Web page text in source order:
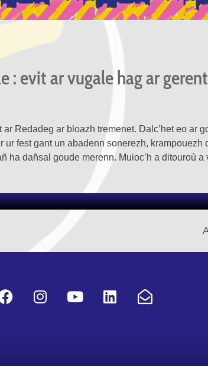
: evit ar vugale hag ar gerent
Redadeg ar bloazh tremenet. Dalc’het eo ar
fest gant un abadenn sonerezh, krampouezh
dañsal goude merenn. Muioc’h a ditouroù a